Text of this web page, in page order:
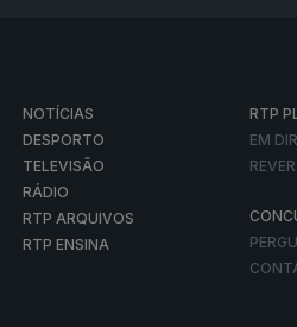
NOTÍCIAS
DESPORTO
TELEVISÃO
RÁDIO
RTP ARQUIVOS
RTP ENSINA
RTP
EM